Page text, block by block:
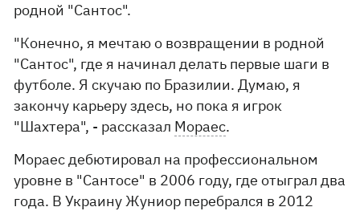
родной "Сантос".
"Конечно, я мечтаю о возвращении в родной
"Сантос", где я начинал делать первые шаги в
футболе. Я скучаю по Бразилии. Думаю, я
закончу карьеру здесь, но пока я игрок
"Шахтера", - рассказал Мораес.
Мораес дебютировал на профессиональном
уровне в "Сантосе" в 2006 году, где отыграл два
года. В Украину Жуниор перебрался в 2012